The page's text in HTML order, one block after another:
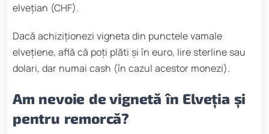
elvețian (CHF).
Dacă achiziționezi vigneta din punctele vamale
elvețiene, află că poți plăti și în euro, lire sterline sau
dolari, dar numai cash (în cazul acestor monezi).
Am nevoie de vignetă în Elveția și
pentru remorcă?